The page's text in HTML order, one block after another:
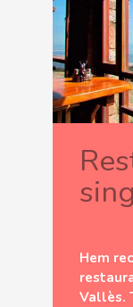
Hem
Vallès.